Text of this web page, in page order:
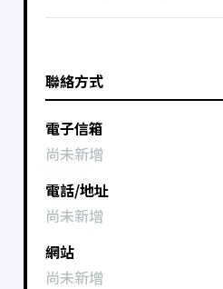
聯絡方式
電子信箱
尚未新增
電話/地址
尚未新增
網站
尚未新增